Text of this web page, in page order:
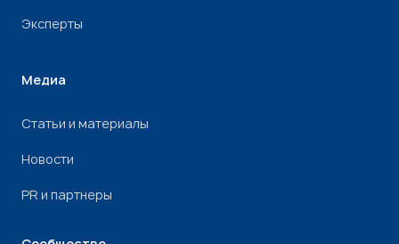
Эксперты
Медиа
Статьи и материалы
Новости
PR и партнеры